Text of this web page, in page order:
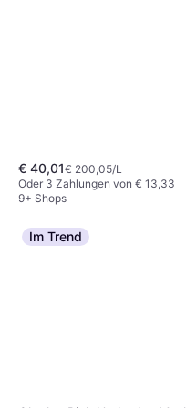
€ 40,01€ 200,05/L
Oder 3 Zahlungen von € 13,33
9+ Shops
Im Trend